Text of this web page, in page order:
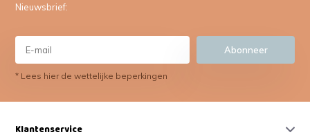
Nieuwsbrief:
Abonneer
* Lees hier de wettelijke beperkingen
Klantenservice